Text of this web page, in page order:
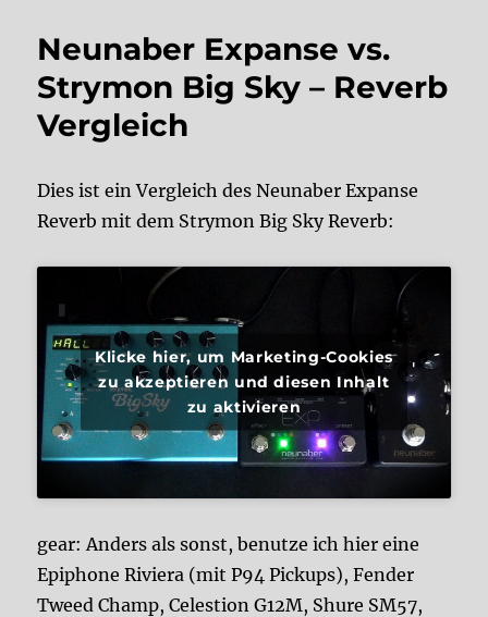
Neunaber Expanse vs.
Strymon Big Sky – Reverb
Vergleich
Dies ist ein Vergleich des Neunaber Expanse
Reverb mit dem Strymon Big Sky Reverb:
Klicke hier, um Marketing-Cookies
zu akzeptieren und diesen Inhalt
zu aktivieren
gear: Anders als sonst, benutze ich hier eine
Epiphone Riviera (mit P94 Pickups), Fender
Tweed Champ, Celestion G12M, Shure SM57,